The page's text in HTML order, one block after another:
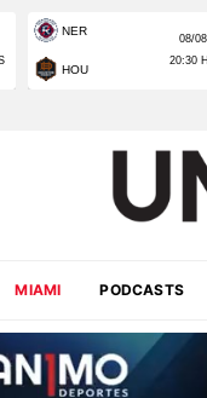
MIAMI PODCASTS